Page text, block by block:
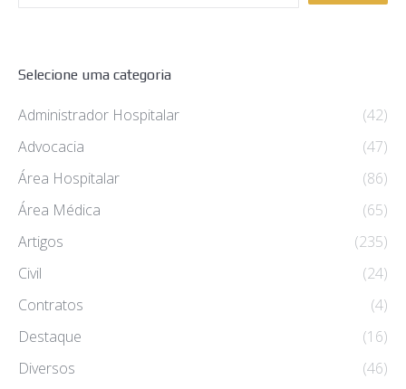
Selecione uma categoria
Administrador Hospitalar
(42)
Advocacia
(47)
Área Hospitalar
(86)
Área Médica
(65)
Artigos
(235)
Civil
(24)
Contratos
(4)
Destaque
(16)
Diversos
(46)